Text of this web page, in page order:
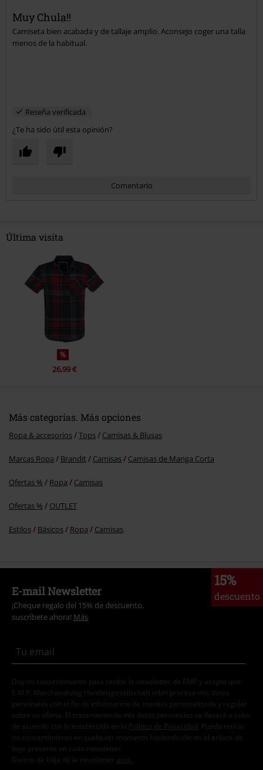
Enviar comentario
Muy Chula!!
Camiseta bien acabada y de tallaje amplio. Aconsejo coger una talla
menos de la habitual.
Reseña verificada
¿Te ha sido útil esta opinión?
Comentario
Última visita
%
26,99 €
Más categorías. Más opciones
Ropa & accesorios Tops Camisas & Blusas
Marcas Ropa Brandit Camisas Camisas de Manga Corta
Ofertas % Ropa Camisas
Ofertas % OUTLET
Estilos Básicos Ropa Camisas
15%
descuento
E-mail Newsletter
¡Cheque regalo del 15% de descuento,
suscríbete ahora! Más
Doy mi consentimiento para recibir la newsletter de EMP y acepto que
E.M.P. Merchandising Handelsgesellschaft mbH procese mis datos
personales con el fin de informarme de manera personalizada y regular
sobre su oferta. El tratamiento de mis datos personales se llevará a cabo
de acuerdo con lo establecido en la
Política de Privacidad . Puedo retirar
mi consentimiento en cualquier momento haciendo clic en el enlace de
baja presente en cada newsletter.
Darme de baja de la newsletter
aquí